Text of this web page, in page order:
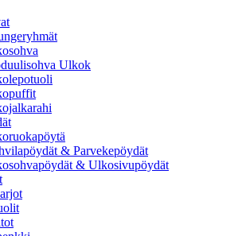
Ulkok
& Parvekepöydät
& Ulkosivupöydät